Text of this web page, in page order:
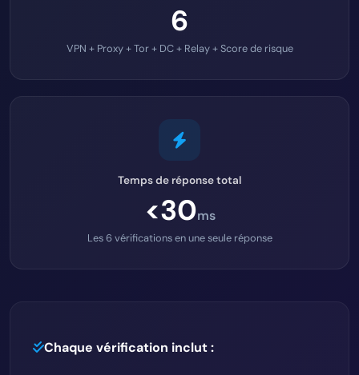
6
VPN + Proxy + Tor + DC + Relay + Score de risque
Temps de réponse total
<30ms
Les 6 vérifications en une seule réponse
Chaque vérification inclut :